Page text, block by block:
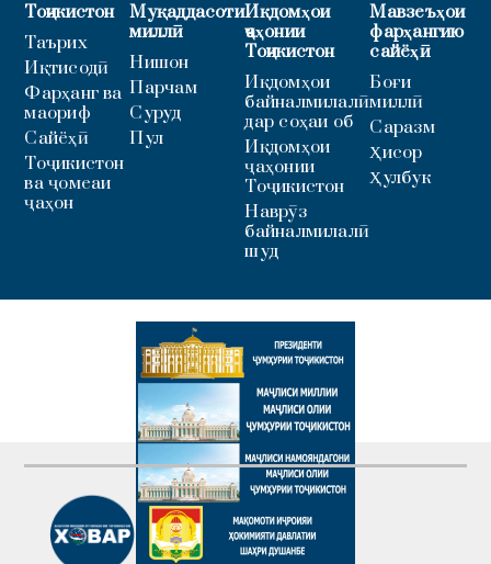
Тоҷикистон
Таърих
Иқтисодӣ
Фарҳанг ва
маориф
Сайёҳӣ
Тоҷикистон
ва ҷомеаи
ҷаҳон
Муқаддасоти
миллӣ
Нишон
Парчам
Суруд
Пул
Иқдомҳои
ҷаҳонии
Тоҷикистон
Иқдомҳои
байналмилалӣ
дар соҳаи об
Иқдомҳои
ҷаҳонии
Тоҷикистон
Наврӯз
байналмилалӣ
шуд
Мавзеъҳои
фарҳангию
сайёҳӣ
Боғи
миллӣ
Саразм
Ҳисор
Ҳулбук